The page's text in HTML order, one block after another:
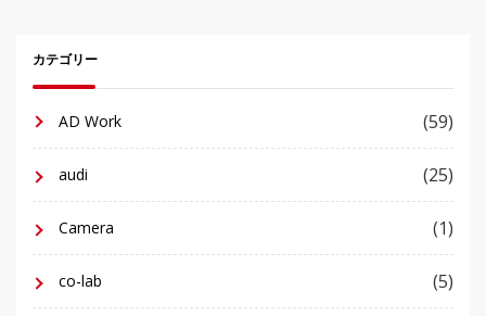
カテゴリー
AD Work (59)
audi (25)
Camera (1)
co-lab (5)